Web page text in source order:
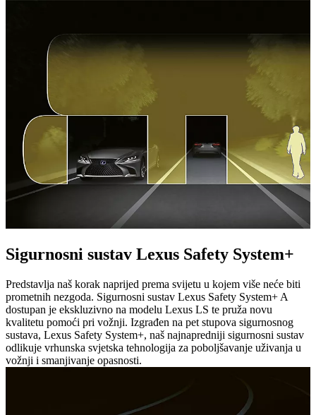
Sigurnosni sustav Lexus Safety System+
Predstavlja naš korak naprijed prema svijetu u kojem više neće biti
prometnih nezgoda. Sigurnosni sustav Lexus Safety System+ A
dostupan je ekskluzivno na modelu Lexus LS te pruža novu
kvalitetu pomoći pri vožnji. Izgrađen na pet stupova sigurnosnog
sustava, Lexus Safety System+, naš najnapredniji sigurnosni sustav
odlikuje vrhunska svjetska tehnologija za poboljšavanje uživanja u
vožnji i smanjivanje opasnosti.